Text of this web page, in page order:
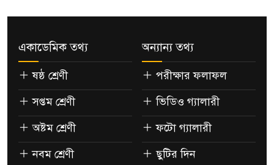
একাডেমিক তথ্য
ষষ্ঠ শ্রেণী
সপ্তম শ্রেণী
অষ্টম শ্রেণী
নবম শ্রেণী
অন্যান্য তথ্য
পরীক্ষার ফলাফল
ভিডিও গ্যালারী
ফটো গ্যালারী
ছুটির দিন